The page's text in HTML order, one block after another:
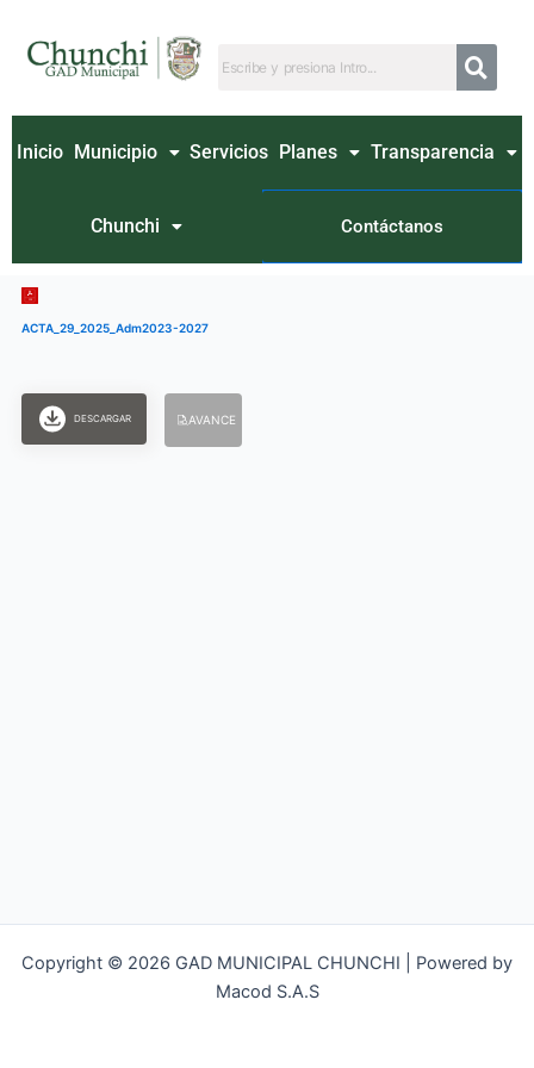
contenido
Inicio Municipio Servicios Planes Transparencia
Chunchi Contáctanos
ACTA_29_2025_Adm2023-2027
DESCARGAR AVANCE
Copyright © 2026 GAD MUNICIPAL CHUNCHI | Powered by
Macod S.A.S